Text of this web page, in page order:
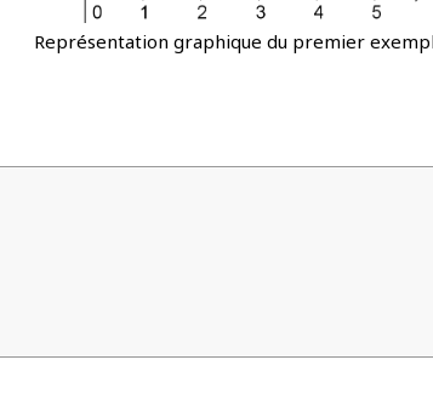
Représentation graphique du premier